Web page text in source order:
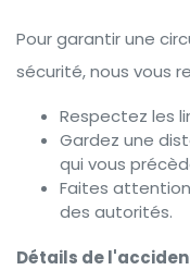
Pour garantir une
sécurité, nous vous
Respectez les
Gardez une
qui vous
Faites
des autorités.
Détails de